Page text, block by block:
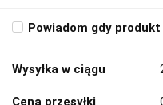
Powiadom gdy
Wysyłka w ciągu
Cena przesyłki